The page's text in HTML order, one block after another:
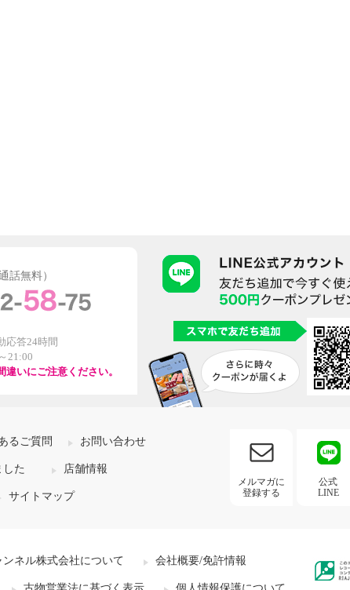
話無料）
応答24時間
21:00
いにご注意ください。
るご質問 お問い合わせ
た 店舗情報
サイトマップ
メルマガに
登録する
公式
LINE
ネル株式会社について 会社概要/免許情報